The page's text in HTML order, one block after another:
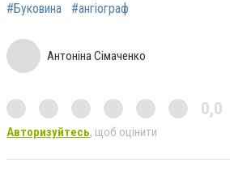
#Буковина #ангіограф
Антоніна Сімаченко
0,0
Авторизуйтесь, щоб оцінити